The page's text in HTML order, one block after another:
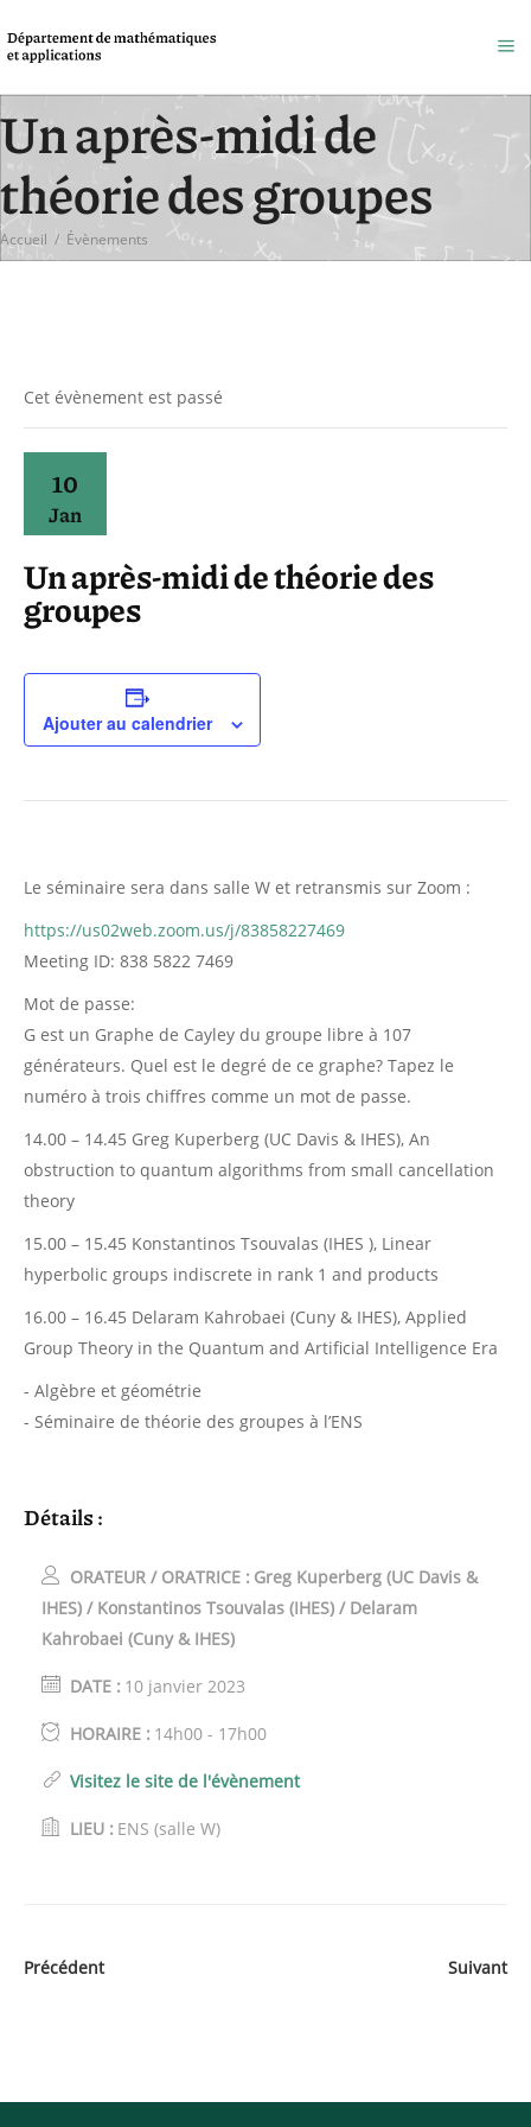
Un après-midi de
théorie des groupes
Accueil / Évènements
Cet évènement est passé
10
Jan
Un après-midi de théorie des
groupes
Ajouter au calendrier
Le séminaire sera dans salle W et retransmis sur Zoom :
https://us02web.zoom.us/j/83858227469
Meeting ID: 838 5822 7469
Mot de passe:
G est un Graphe de Cayley du groupe libre à 107
générateurs. Quel est le degré de ce graphe? Tapez le
numéro à trois chiffres comme un mot de passe.
14.00 – 14.45 Greg Kuperberg (UC Davis & IHES), An
obstruction to quantum algorithms from small cancellation
theory
15.00 – 15.45 Konstantinos Tsouvalas (IHES ), Linear
hyperbolic groups indiscrete in rank 1 and products
16.00 – 16.45 Delaram Kahrobaei (Cuny & IHES), Applied
Group Theory in the Quantum and Artificial Intelligence Era
- Algèbre et géométrie
- Séminaire de théorie des groupes à l’ENS
Détails :
ORATEUR / ORATRICE : Greg Kuperberg (UC Davis &
IHES) / Konstantinos Tsouvalas (IHES) / Delaram
Kahrobaei (Cuny & IHES)
DATE : 10 janvier 2023
HORAIRE : 14h00 - 17h00
Visitez le site de l'évènement
LIEU : ENS (salle W)
Précédent Suivant